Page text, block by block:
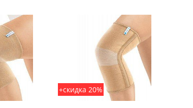
+скидка 20%